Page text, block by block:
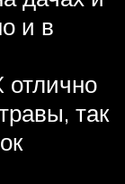
и в
отлично
так